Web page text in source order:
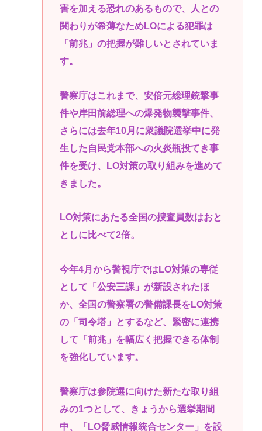
害を加える恐れのあるもので、人との
関わりが希薄なためLOによる犯罪は
「前兆」の把握が難しいとされていま
す。
警察庁はこれまで、安倍元総理銃撃事
件や岸田前総理への爆発物襲撃事件、
さらには去年10月に衆議院選挙中に発
生した自民党本部への火炎瓶投てき事
件を受け、LO対策の取り組みを進めて
きました。
LO対策にあたる全国の捜査員数はおと
としに比べて2倍。
今年4月から警視庁ではLO対策の専従
として「公安三課」が新設されたほ
か、全国の警察署の警備課長をLO対策
の「司令塔」とするなど、緊密に連携
して「前兆」を幅広く把握できる体制
を強化しています。
警察庁は参院選に向けた新たな取り組
みの1つとして、きょうから選挙期間
中、「LO脅威情報統合センター」を設